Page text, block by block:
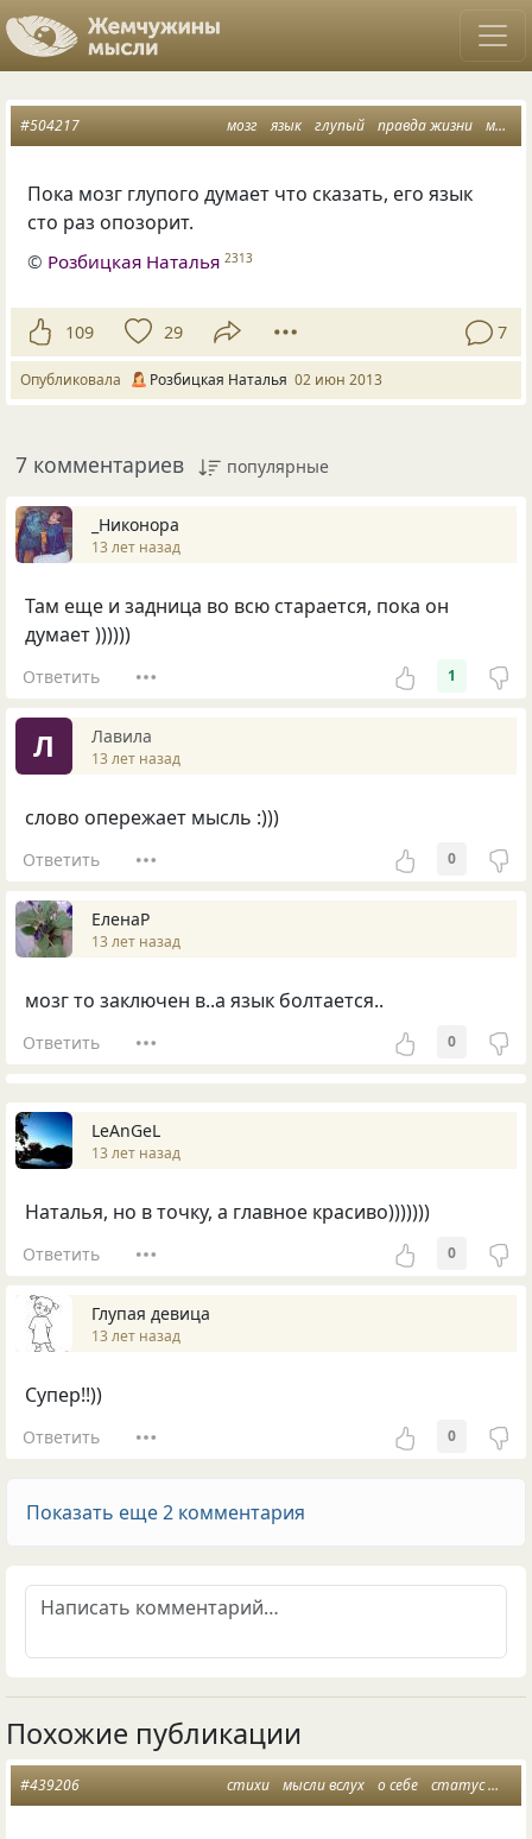
мозг язык глупый правда жизни мысли вслух
#504217
Пока мозг глупого думает что сказать, его язык
сто раз опозорит.
© Розбицкая Наталья 2313
109 29 7
Опубликовала Розбицкая Наталья 02 июн 2013
7 комментариев популярные
_Никонора
13 лет назад
Там еще и задница во всю старается, пока он
думает ))))))
Ответить 1
Л Лавила
13 лет назад
слово опережает мысль :)))
Ответить 0
ЕленаР
13 лет назад
мозг то заключен в..а язык болтается..
Ответить 0
LeAnGeL
13 лет назад
Наталья, но в точку, а главное красиво)))))))
Ответить 0
Глупая девица
13 лет назад
Супер!!))
Ответить 0
Показать еще 2 комментария
Похожие публикации
стихи мысли вслух о себе статус
#439206